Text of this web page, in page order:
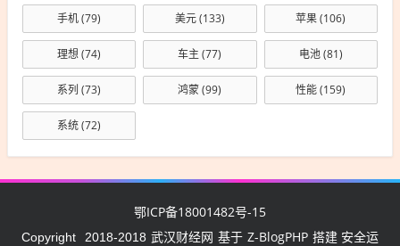
手机(79) 美元(133) 苹果(106)
理想(74) 车主(77) 电池(81)
系列 (73) 鸿蒙(99) 性能(159)
系统(72)
鄂ICP备18001482号-15
Copyright 2018-2018 武汉财经网 基于 Z-BlogPHP 搭建 安全运